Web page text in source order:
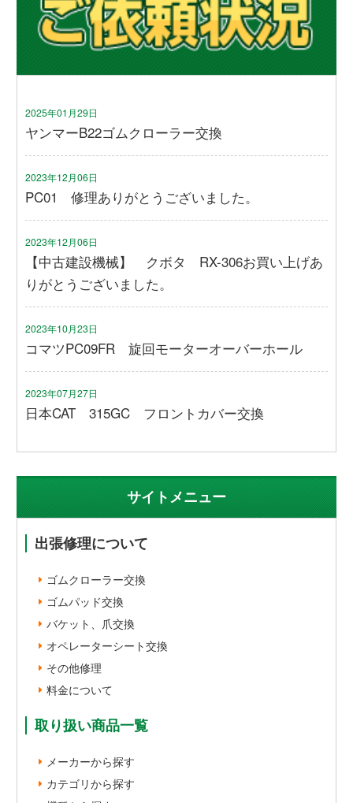
2025年01月29日
ヤンマーB22ゴムクローラー交換
2023年12月06日
PC01 修理ありがとうございました。
2023年12月06日
【中古建設機械】 クボタ RX-306お買い上げあ
りがとうございました。
2023年10月23日
コマツPC09FR 旋回モーターオーバーホール
2023年07月27日
日本CAT 315GC フロントカバー交換
サイトメニュー
出張修理について
ゴムクローラー交換
ゴムパッド交換
バケット、爪交換
オペレーターシート交換
その他修理
料金について
取り扱い商品一覧
メーカーから探す
カテゴリから探す